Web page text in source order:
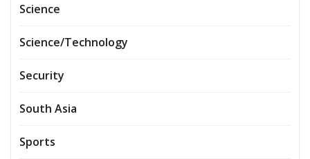
Science
Science/Technology
Security
South Asia
Sports